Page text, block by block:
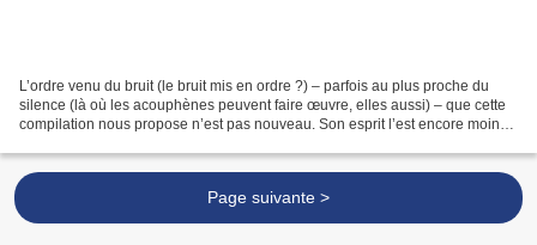
L’ordre venu du bruit (le bruit mis en ordre ?) – parfois au plus proche du
silence (là où les acouphènes peuvent faire œuvre, elles aussi) – que cette
compilation nous propose n’est pas nouveau. Son esprit l’est encore moins.
Page suivante >